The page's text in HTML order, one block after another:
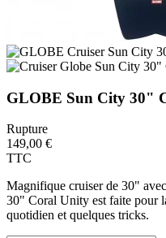
GLOBE Sun City 30"
Rupture
149,00 €
TTC
Magnifique cruiser de 30"
30" Coral Unity est faite pour
quotidien et quelques tricks.